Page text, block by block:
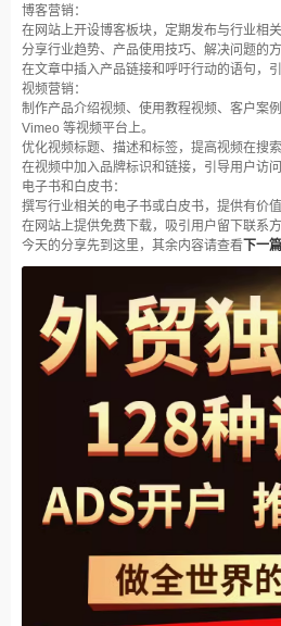
博客营销：
在网站上开设博客板块，定期发布与行业相关
分享行业趋势、产品使用技巧、解决问题的
在文章中插入产品链接和呼吁行动的语句，
视频营销：
制作产品介绍视频、使用教程视频、客户案
Vimeo 等视频平台上。
优化视频标题、描述和标签，提高视频在搜索
在视频中加入品牌标识和链接，引导用户访问
电子书和白皮书：
撰写行业相关的电子书或白皮书，提供有价值
在网站上提供免费下载，吸引用户留下联系
今天的分享先到这里，其余内容请查看 下一篇